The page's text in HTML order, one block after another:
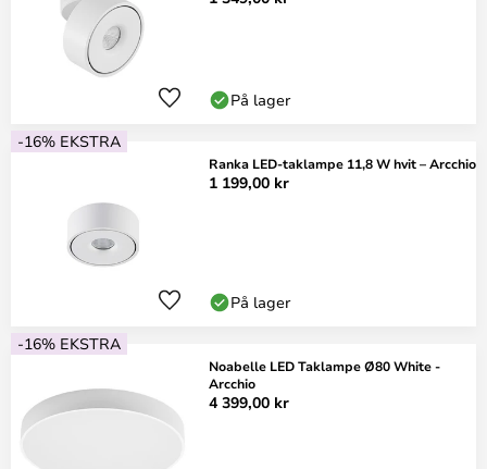
På lager
-16% EKSTRA
Ranka LED-taklampe 11,8 W hvit – Arcchio
1 199,00 kr
På lager
-16% EKSTRA
Noabelle LED Taklampe Ø80 White -
Arcchio
4 399,00 kr